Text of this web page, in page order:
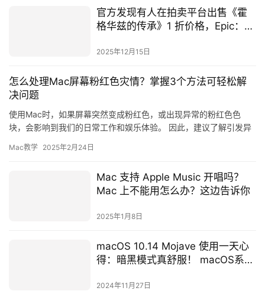
官方发现有人在拍卖平台出售《霍
格华兹的传承》1 折价格，Epic：这
2025年12月15日
怎么处理Mac屏幕粉红色灾情？掌握3个方法可轻松解
决问题
使用Mac时，如果屏幕突然变成粉红色，或出现异常的粉红色色
块，会影响到我们的日常工作和娱乐体验。 因此，建议了解引发异
色…
Mac教学 2025年2月24日
Mac 支持 Apple Music 开唱吗？
Mac 上不能用怎么办？这边告诉你
2025年1月8日
macOS 10.14 Mojave 使用一天心
得：暗黑模式真舒服！ macOS系统
2024年11月27日